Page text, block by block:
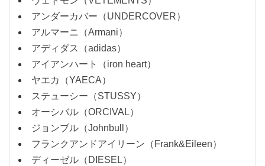
アンダーカバー（UNDERCOVER）
アルマーニ（Armani）
アディダス（adidas）
アイアンハート（iron heart）
ヤエカ（YAECA）
ステューシー（STUSSY）
オーシバル（ORCIVAL）
ジョンブル（Johnbull）
フランクアンドアイリーン（Frank&Eileen）
ディーゼル（DIESEL）